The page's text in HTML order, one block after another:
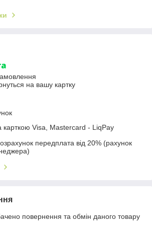
на вашу картку
Visa, Mastercard - LiqPay
передплата від 20% (рахунок
повернення та обмін даного товару